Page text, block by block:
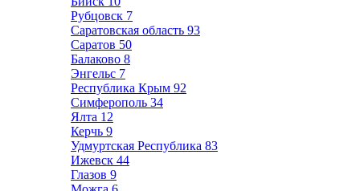
Рубцовск 7
Саратовская область 93
Саратов 50
Балаково 8
Энгельс 7
Республика Крым 92
Симферополь 34
Ялта 12
Керчь 9
Удмуртская Республика 83
Ижевск 44
Глазов 9